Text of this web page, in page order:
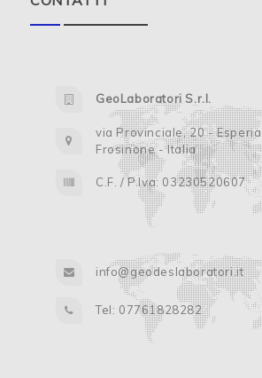
GeoLaboratori S.r.l.
via Provinciale, 20 - Esperia
Frosinone - Italia
C.F. / P.Iva: 03230520607
info@geodeslaboratori.it
Tel: 07761828282